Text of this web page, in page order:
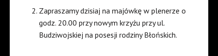
Zapraszamy dzisiaj na majówkę w plenerze o
godz. 20.00 przy nowym krzyżu przy ul.
Budziwojskiej na posesji rodziny Błońskich.